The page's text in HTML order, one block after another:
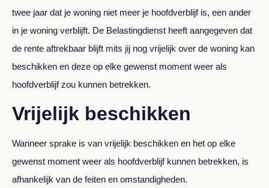
twee jaar dat je woning niet meer je hoofdverblijf is, een ander
in je woning verblijft. De Belastingdienst heeft aangegeven dat
de rente aftrekbaar blijft mits jij nog vrijelijk over de woning kan
beschikken en deze op elke gewenst moment weer als
hoofdverblijf zou kunnen betrekken.
Vrijelijk beschikken
Wanneer sprake is van vrijelijk beschikken en het op elke
gewenst moment weer als hoofdverblijf kunnen betrekken, is
afhankelijk van de feiten en omstandigheden.